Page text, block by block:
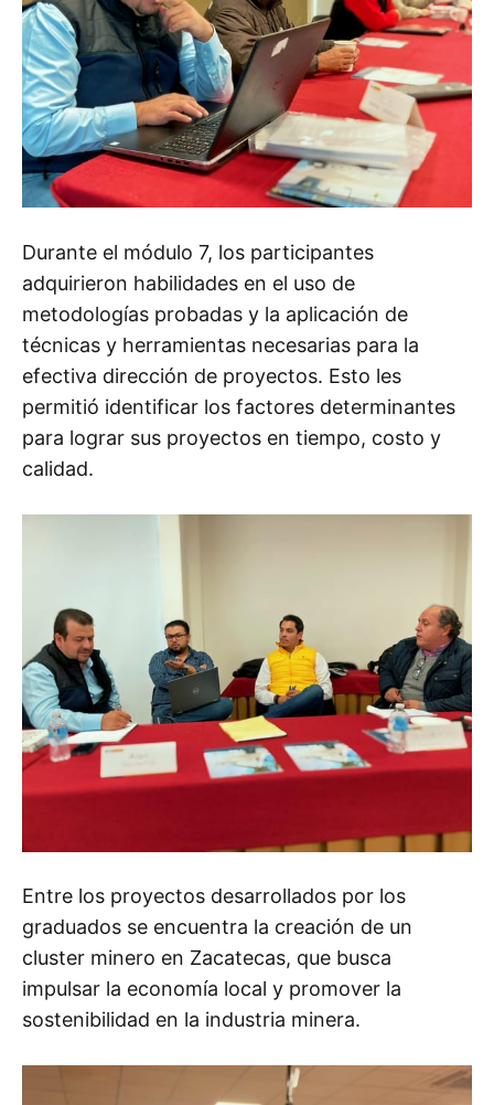
Durante el módulo 7, los participantes
adquirieron habilidades en el uso de
metodologías probadas y la aplicación de
técnicas y herramientas necesarias para la
efectiva dirección de proyectos. Esto les
permitió identificar los factores determinantes
para lograr sus proyectos en tiempo, costo y
calidad.
Entre los proyectos desarrollados por los
graduados se encuentra la creación de un
cluster minero en Zacatecas, que busca
impulsar la economía local y promover la
sostenibilidad en la industria minera.